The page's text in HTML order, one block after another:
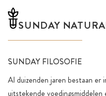
SUNDAY
SUNDAY FILOSOFIE
Al duizenden jaren bestaan er
uitstekende voedingsmiddelen